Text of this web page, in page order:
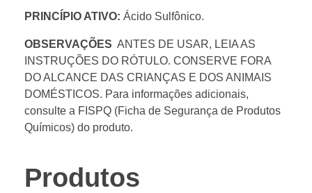
PRINCÍPIO ATIVO: Ácido Sulfônico.
OBSERVAÇÕES ANTES DE USAR, LEIA AS
INSTRUÇÕES DO RÓTULO. CONSERVE FORA
DO ALCANCE DAS CRIANÇAS E DOS ANIMAIS
DOMÉSTICOS. Para informações adicionais,
consulte a FISPQ (Ficha de Segurança de Produtos
Químicos) do produto.
Produtos